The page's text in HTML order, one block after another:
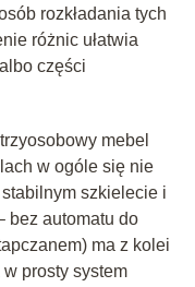
rozkładania tych
różnic ułatwia
części
mebel
w ogóle się nie
szkielecie i
bez automatu do
ma z kolei
prosty system